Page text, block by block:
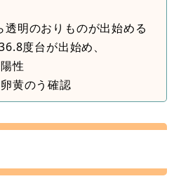
明のおりものが出始める
度台が出始め、
性
黄のう確認